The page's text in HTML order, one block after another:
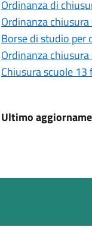
Ordinanza di
Ordinanza
Borse di studio per
Ordinanza
Chiusura scuole
Ultimo